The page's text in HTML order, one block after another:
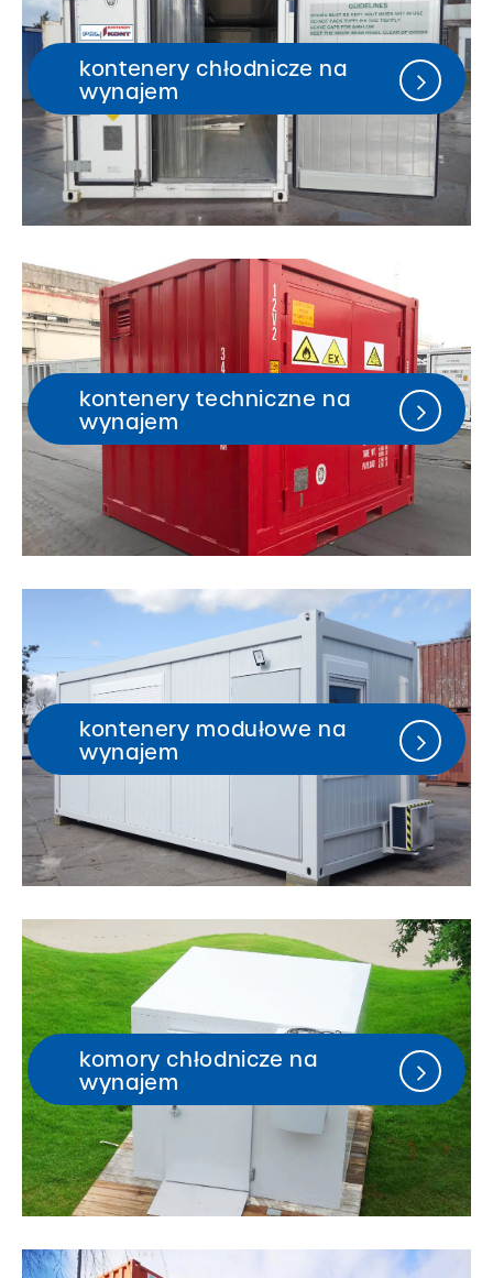
kontenery chłodnicze na
wynajem
kontenery techniczne na
wynajem
kontenery modułowe na
wynajem
komory chłodnicze na
wynajem